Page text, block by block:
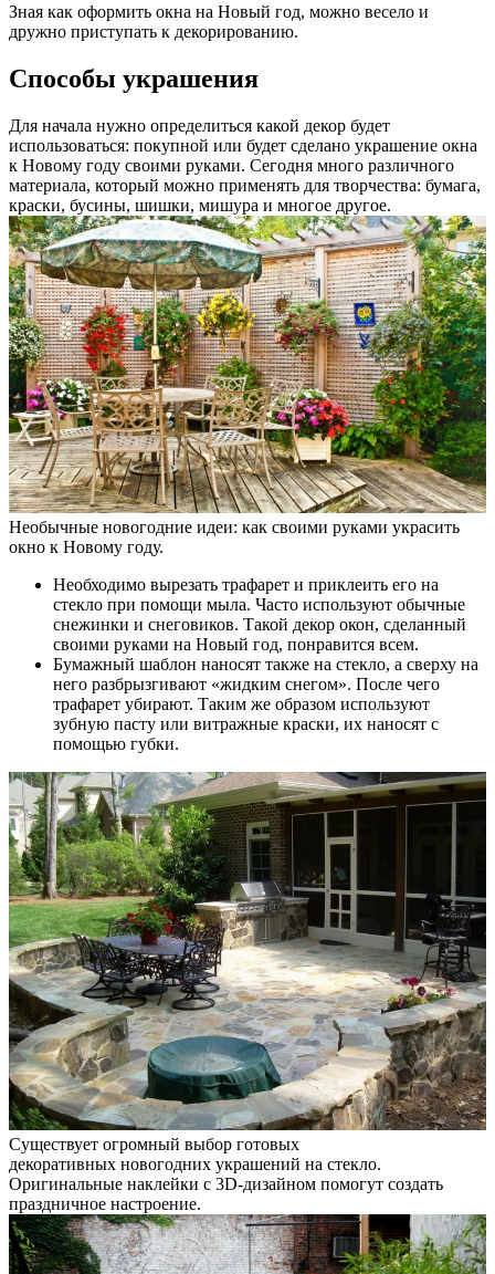
Зная как оформить окна на Новый год, можно весело и
дружно приступать к декорированию.
Способы украшения
Для начала нужно определиться какой декор будет
использоваться: покупной или будет сделано украшение окна
к Новому году своими руками. Сегодня много различного
материала, который можно применять для творчества: бумага,
краски, бусины, шишки, мишура и многое другое.
Необычные новогодние идеи: как своими руками украсить
окно к Новому году.
Необходимо вырезать трафарет и приклеить его на
стекло при помощи мыла. Часто используют обычные
снежинки и снеговиков. Такой декор окон, сделанный
своими руками на Новый год, понравится всем.
Бумажный шаблон наносят также на стекло, а сверху на
него разбрызгивают «жидким снегом». После чего
трафарет убирают. Таким же образом используют
зубную пасту или витражные краски, их наносят с
помощью губки.
Существует огромный выбор готовых
декоративных новогодних украшений на стекло.
Оригинальные наклейки с 3D-дизайном помогут создать
праздничное настроение.